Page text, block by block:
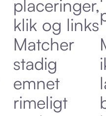
placeringer,
klik og links
Matcher
stadig
emnet
rimeligt